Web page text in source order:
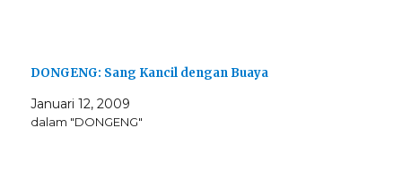
DONGENG: Sang Kancil dengan Buaya
Januari 12, 2009
dalam "DONGENG"